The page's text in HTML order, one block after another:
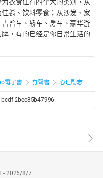
衣食住行四个大的类别，从
肴、饮料零食；从沙发、家
普车、轿车、房车、豪华游
，有的已经是你日常生活的
電子書 有聲書 心理勵志
2bee85b47996
- 2026/8/7